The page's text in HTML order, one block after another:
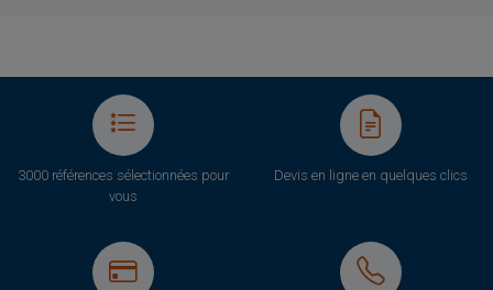
3000 références sélectionnées pour
vous
Devis en ligne en quelques clics